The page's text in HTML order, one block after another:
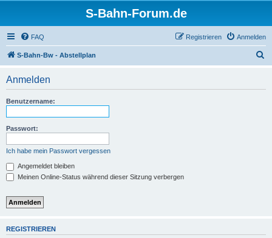
S-Bahn-Forum.de
FAQ Anmelden
Registrieren
S-Bahn-Bw - Abstellplan
Anmelden
Benutzername:
Passwort:
Ich habe mein Passwort vergessen
Angemeldet bleiben
Meinen Online-Status während dieser Sitzung verbergen
REGISTRIEREN